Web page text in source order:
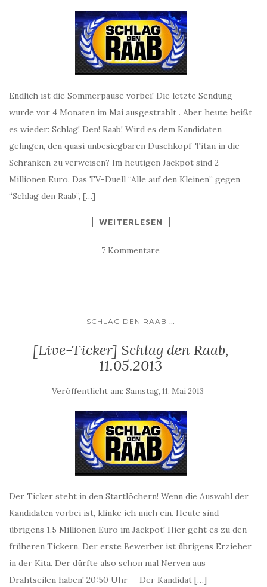
Endlich ist die Sommerpause vorbei! Die letzte Sendung
wurde vor 4 Monaten im Mai ausgestrahlt . Aber heute heißt
es wieder: Schlag! Den! Raab! Wird es dem Kandidaten
gelingen, den quasi unbesiegbaren Duschkopf-Titan in die
Schranken zu verweisen? Im heutigen Jackpot sind 2
Millionen Euro. Das TV-Duell “Alle auf den Kleinen” gegen
“Schlag den Raab”, […]
WEITERLESEN
7 Kommentare
SCHLAG DEN RAAB ...
[Live-Ticker] Schlag den Raab,
11.05.2013
Veröffentlicht am: Samstag, 11. Mai 2013
Der Ticker steht in den Startlöchern! Wenn die Auswahl der
Kandidaten vorbei ist, klinke ich mich ein. Heute sind
übrigens 1,5 Millionen Euro im Jackpot! Hier geht es zu den
früheren Tickern. Der erste Bewerber ist übrigens Erzieher
in der Kita. Der dürfte also schon mal Nerven aus
Drahtseilen haben! 20:50 Uhr — Der Kandidat […]